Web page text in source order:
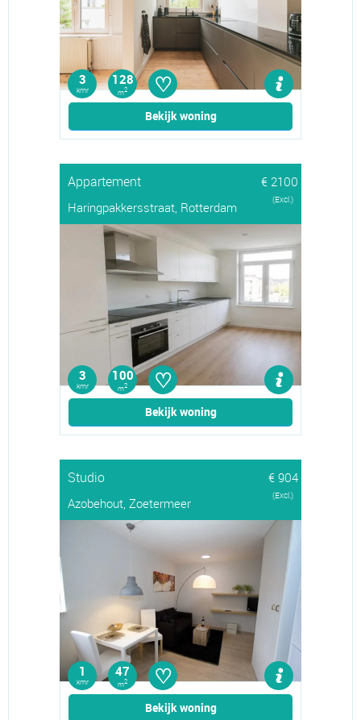
3
kmr
128
m2 ♡
Bekijk woning
Appartement
€ 2100
Haringpakkersstraat, Rotterdam
(Excl.)
3
kmr
100
m2 ♡
Bekijk woning
Studio
€ 904
Azobehout, Zoetermeer
(Excl.)
1
kmr
47
m2 ♡
Bekijk woning